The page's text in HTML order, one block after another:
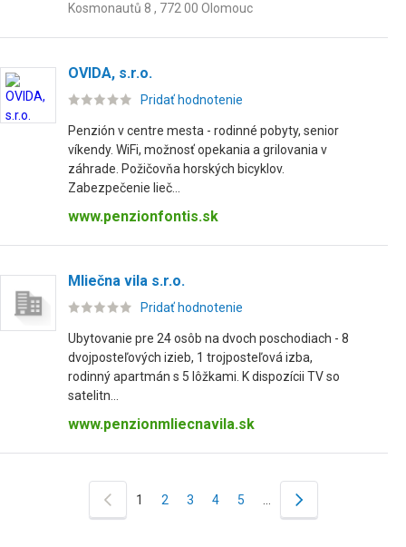
Kosmonautů 8 , 772 00 Olomouc
OVIDA, s.r.o.
Pridať hodnotenie
Penzión v centre mesta - rodinné pobyty, senior
víkendy. WiFi, možnosť opekania a grilovania v
záhrade. Požičovňa horských bicyklov.
Zabezpečenie lieč...
www.penzionfontis.sk
Mliečna vila s.r.o.
Pridať hodnotenie
Ubytovanie pre 24 osôb na dvoch poschodiach - 8
dvojposteľových izieb, 1 trojposteľová izba,
rodinný apartmán s 5 lôžkami. K dispozícii TV so
satelitn...
www.penzionmliecnavila.sk
1 2 3 4 5